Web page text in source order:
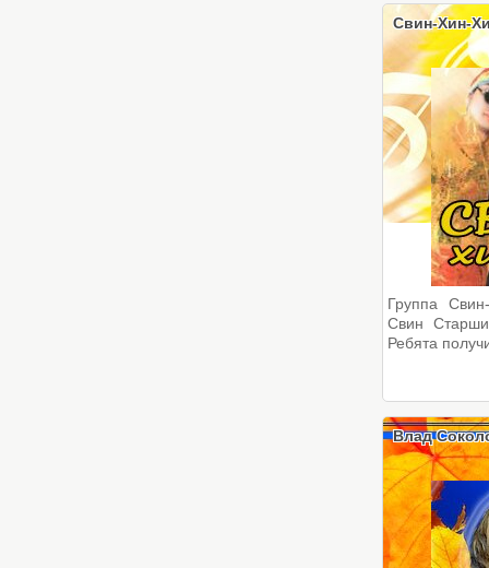
Свин-Хин-
Группа
Свин
Ребята
Влад